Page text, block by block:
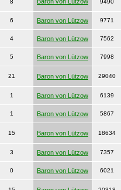
8 9490
6 Baron von Lützow 9771
4 Baron von Lützow 7562
5 Baron von Lützow 7998
21 Baron von Lützow 29040
1 Baron von Lützow 6139
1 Baron von Lützow 5867
15 Baron von Lützow 18634
3 Baron von Lützow 7357
0 Baron von Lützow 6021